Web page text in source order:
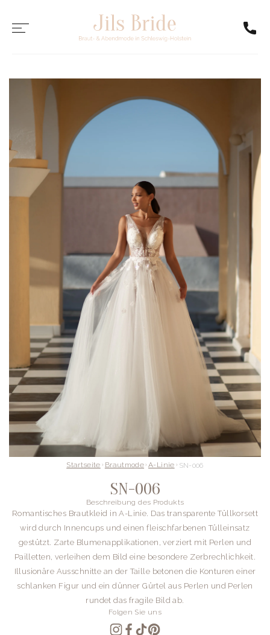
Startseite Brautmode A-Linie SN-006
SN-006
Beschreibung des Produkts
Romantisches Brautkleid in A-Linie. Das transparente Tüllkorsett
wird durch Innencups und einen fleischfarbenen Tülleinsatz
gestützt. Zarte Blumenapplikationen, verziert mit Perlen und
Pailletten, verleihen dem Bild eine besondere Zerbrechlichkeit.
Illusionäre Ausschnitte an der Taille betonen die Konturen einer
schlanken Figur und ein dünner Gürtel aus Perlen und Perlen
rundet das fragile Bild ab.
Folgen Sie uns